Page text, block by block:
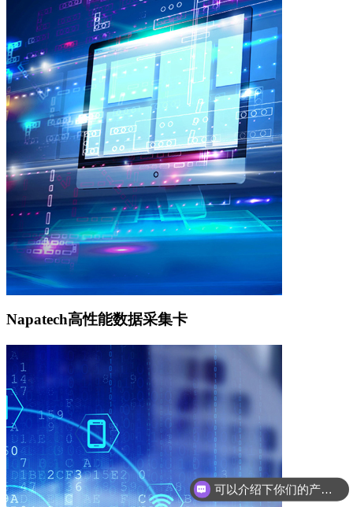
Napatech高性能数据采集卡
你们是怎么收费的呢